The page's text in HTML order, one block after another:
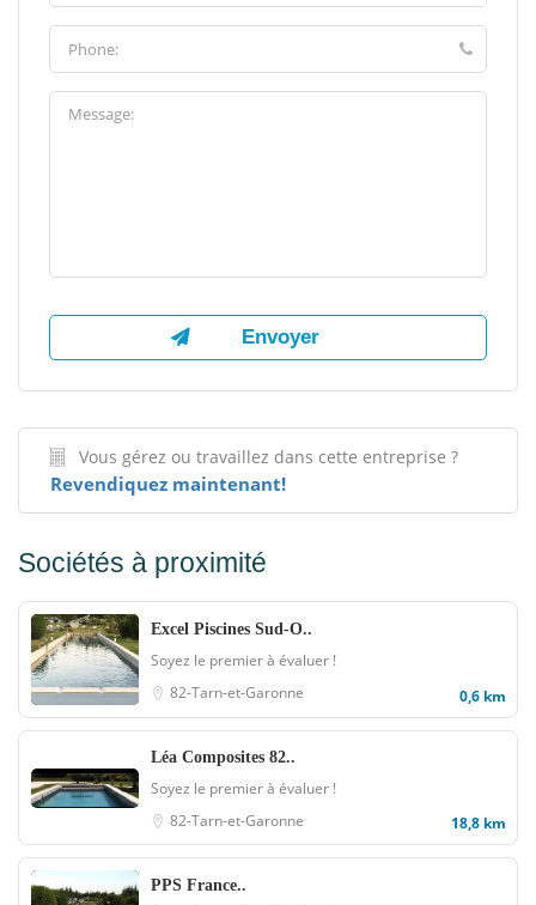
Vous gérez ou travaillez dans cette entreprise ?
Revendiquez maintenant!
Sociétés à proximité
Excel Piscines Sud-O..
Soyez le premier à évaluer !
82-Tarn-et-Garonne
0,6 km
Léa Composites 82..
Soyez le premier à évaluer !
82-Tarn-et-Garonne
18,8 km
PPS France..